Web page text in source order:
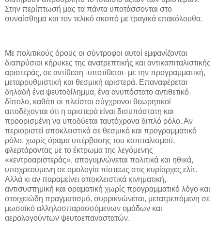
Στην περίπτωσή μας τα πάντα υποτάσσονται στο
συναίσθημα και τον τελικό σκοπό με τραγικά επακόλουθα.
Με πολιτικούς όρους οι σύντροφοι αυτοί εμφανίζονται
διαπρύσιοι κήρυκες της ανατρεπτικής και αντικαπιταλιστικής
αριστεράς, σε αντίθεση -υποτίθεται- με την προγραμματική,
μεταρρυθμιστική και θεσμική αριστερά. Επαναφέρεται
δηλαδή ένα ψευτοδίλημμα, ένα ανυπόστατο αντιθετικό
δίπολο, καθότι οι πλείστοι σύγχρονοι θεωρητικοί
αποδέχονται ότι η αριστερά είναι δισυπόστατη και
προορισμένη να υποδύεται ταυτόχρονα διπλό ρόλο. Αν
περιοριστεί αποκλειστικά σε θεσμικό και προγραμματικό
ρόλο, χωρίς όραμα υπέρβασης του καπιταλισμού,
φλερτάροντας με το έκτρωμα της λεγόμενης
«κεντροαριστεράς», απογυμνώνεται πολιτικά και ηθικά,
υποχρεούμενη σε ομολογία πίστεως στις κυρίαρχες ελίτ.
Αλλά κι αν παραμείνει αποκλειστικά κινηματική,
αντισυστημική και οραματική χωρίς προγραμματικό λόγο και
στοιχειώδη πραγματισμό, συρρικνώνεται, μετατρεπόμενη σε
μωσαϊκό αλληλοσπαρασσόμενων ομάδων και
αερολογούντων ψευτοεπαναστατών.